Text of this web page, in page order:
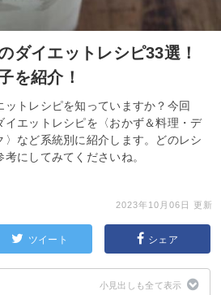
ダイエットレシピ33選！
を紹介！
ットレシピを知っていますか？今回
イエットレシピを〈おかず＆料理・デ
など系統別に紹介します。どのレシ
にしてみてくださいね。
2023年10月06日 更新
ツイート シェア